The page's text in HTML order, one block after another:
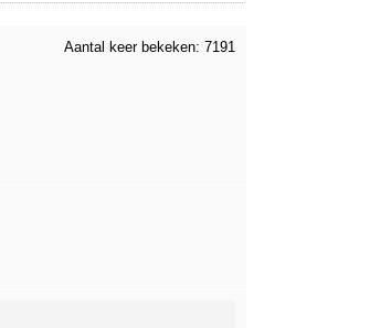
Aantal keer bekeken: 7191